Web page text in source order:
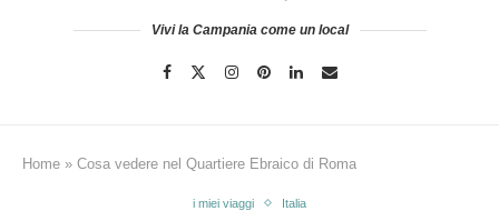
Vivi la Campania come un local
Home » Cosa vedere nel Quartiere Ebraico di Roma
i miei viaggi Italia